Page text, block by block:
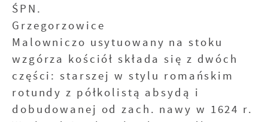
ŚPN.
Grzegorzowice
Malowniczo usytuowany na stoku
wzgórza kościół składa się z dwóch
części: starszej w stylu romańskim
rotundy z półkolistą absydą i
dobudowanej od zach. nawy w 1624 r.